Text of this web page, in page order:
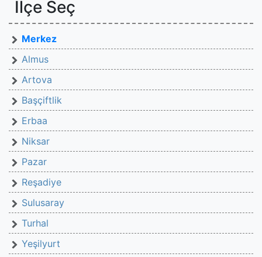
İlçe Seç
Merkez
Almus
Artova
Başçiftlik
Erbaa
Niksar
Pazar
Reşadiye
Sulusaray
Turhal
Yeşilyurt